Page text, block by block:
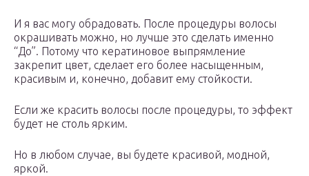
И я вас могу обрадовать. После процедуры волосы
окрашивать можно, но лучше это сделать именно
“До”. Потому что кератиновое выпрямление
закрепит цвет, сделает его более насыщенным,
красивым и, конечно, добавит ему стойкости.
Если же красить волосы после процедуры, то эффект
будет не столь ярким.
Но в любом случае, вы будете красивой, модной,
яркой.